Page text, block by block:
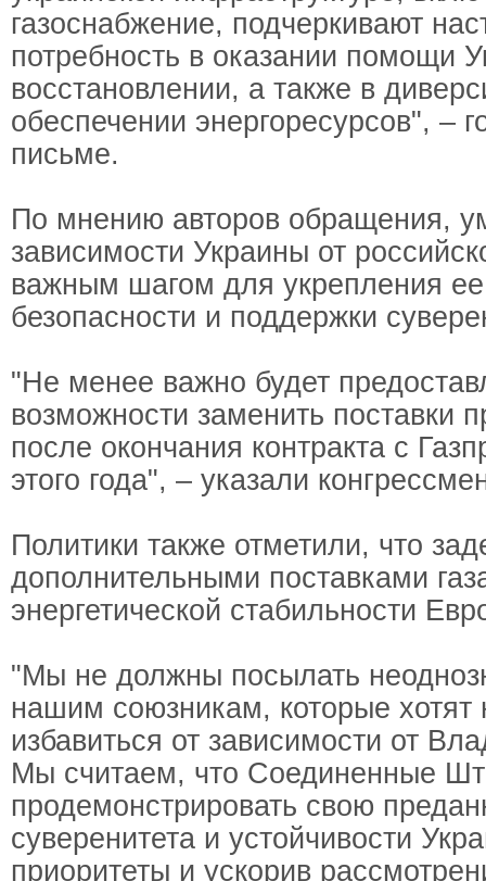
газоснабжение, подчеркивают
потребность в оказании помощи
восстановлении, а также в
обеспечении энергоресурсов", –
письме.
По мнению авторов обращения,
зависимости Украины от
важным шагом для укрепления ее
безопасности и поддержки
"Не менее важно будет
возможности заменить поставки
после окончания контракта с
этого года", – указали
Политики также отметили, что
дополнительными поставками
энергетической стабильности
"Мы не должны посылать
нашим союзникам, которые хотят
избавиться от зависимости от
Мы считаем, что Соединенные
продемонстрировать свою
суверенитета и устойчивости
приоритеты и ускорив